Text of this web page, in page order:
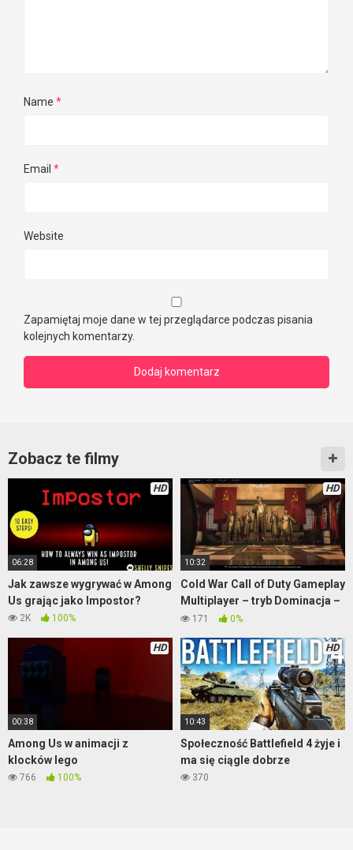
Name *
Email *
Website
Zapamiętaj moje dane w tej przeglądarce podczas pisania
kolejnych komentarzy.
Zobacz te filmy
HD
06:28
Jak zawsze wygrywać w Among
Us grając jako Impostor?
2K 100%
HD
10:32
Cold War Call of Duty Gameplay
Multiplayer – tryb Dominacja –
mapa Moscow
171 0%
HD
00:38
Among Us w animacji z
klocków lego
766 100%
HD
10:43
Społeczność Battlefield 4 żyje i
ma się ciągle dobrze
370